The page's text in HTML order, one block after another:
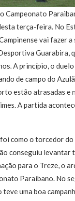
Campeonato
terça-feira. No
vai fazer
Guarabira,
A princípio, o
de campo do
estão atrasadas e
A partida
como o torcedor do
conseguiu levantar
para o Treze, o
Paraibano. No
teve uma boa